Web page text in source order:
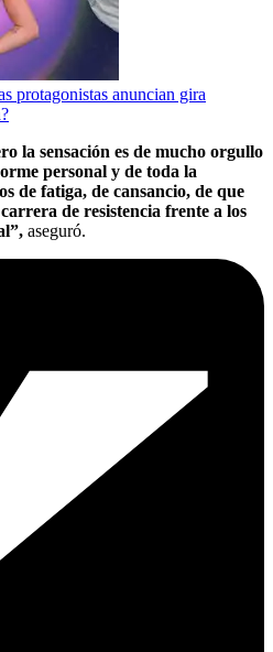
protagonistas anuncian gira
la sensación es de mucho orgullo
personal y de toda la
de fatiga, de cansancio, de que
de resistencia frente a los
aseguró.